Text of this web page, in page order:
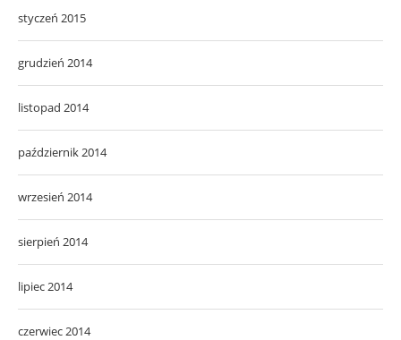
styczeń 2015
grudzień 2014
listopad 2014
październik 2014
wrzesień 2014
sierpień 2014
lipiec 2014
czerwiec 2014